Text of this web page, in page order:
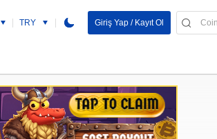
TRY Giriş Yap / Kayıt Ol